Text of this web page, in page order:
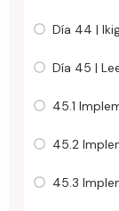
Día 44 |
Día 45 |
45.1
45.2
45.3